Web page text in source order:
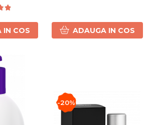
IN COS ADAUGA IN COS
-20%